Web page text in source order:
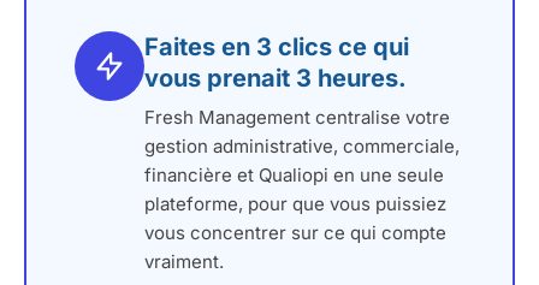
Faites en 3 clics ce qui
vous prenait 3 heures.
Fresh Management centralise votre
gestion administrative, commerciale,
financière et Qualiopi en une seule
plateforme, pour que vous puissiez
vous concentrer sur ce qui compte
vraiment.